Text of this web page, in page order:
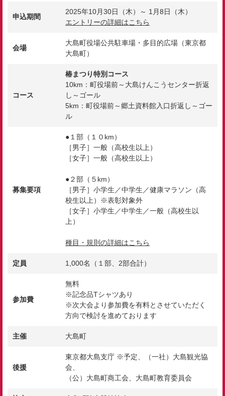
申込期間
2025年10月30日（木）～ 1月8日（木）
エントリーの詳細はこちら
会場
大島町役場公共駐車場・多目的広場（東京都
大島町）
コース
椿まつり特別コース
10km：町役場前～大島けんこうセンター折返
し～ゴール
5km：町役場前～郷土資料館入口折返し～ゴー
ル
募集要項
●１部（１０km）
［男子］一般（高校生以上）
［女子］一般（高校生以上）
●２部（５km）
［男子］小学生／中学生／健康マラソン（高
校生以上）※表彰対象外
［女子］小学生／中学生／一般（高校生以
上）
種目・規則の詳細はこちら
定員 1,000名（１部、2部合計）
参加費
無料
※記念品Tシャツあり
※次大会より参加費を有料とさせていただく
方向で検討を進めております
主催 大島町
後援
東京都大島支庁 ※予定、（一社）大島観光協
会、
（公）大島町商工会、大島町教育委員会